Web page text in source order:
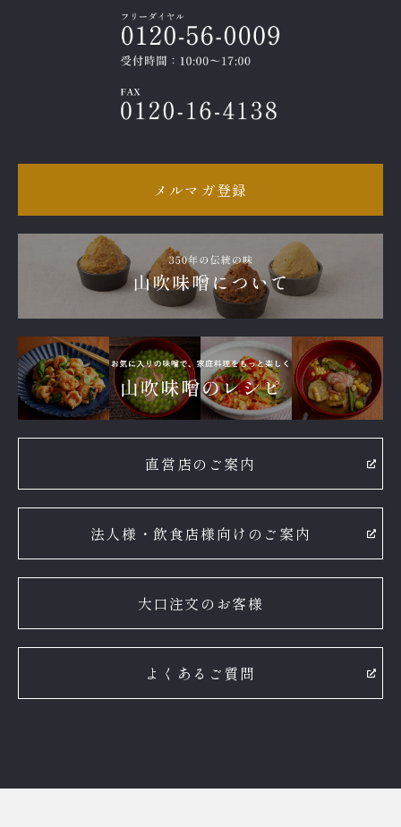
メルマガ登録
直営店のご案内
法人様・飲食店様向けのご案内
大口注文のお客様
よくあるご質問